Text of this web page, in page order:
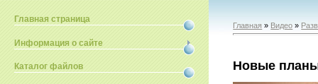
Главная страница
Информация о сайте
Каталог файлов
Главная » Видео »
Новые